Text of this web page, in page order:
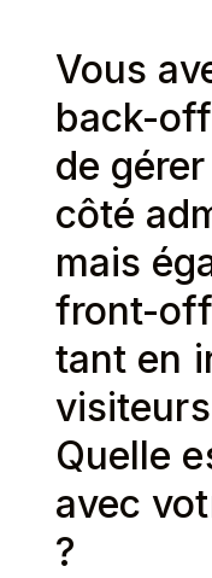
Vous
back-
de
côté
mais
front-
tant en
Quelle
avec
?